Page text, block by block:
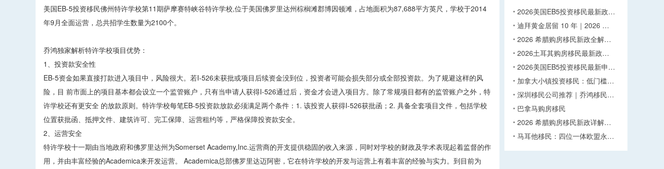
美国EB-5投资移民佛州特许学校第11期萨摩赛特峡谷特许学校,位于美国佛罗里达州棕榈滩郡博因顿滩，占地面积为87,688平方英尺，学校于2014
年9月全面运营，总共招学生数量为2100个。
乔鸿独家解析特许学校项目优势：
1、投资款安全性
EB-5资金如果直接打款进入项目中，风险很大。若I-526未获批或项目后续资金没到位，投资者可能会损失部分或全部投资款。为了规避这样的风
险，目 前市面上的项目基本都会设立一个监管账户，只有当申请人获得I-526通过后，资金才会进入项目方。除了常规项目都有的监管账户之外，特
许学校还有更安全 的放款原则。特许学校每笔EB-5投资款放款必须满足两个条件：1. 该投资人获得I-526获批函；2. 具备全套项目文件，包括学校
位置获批函、抵押文件、建筑许可、完工保障、运营租约等，严格保障投资款安全。
2、运营安全
特许学校十一期由当地政府和佛罗里达州为Somerset Academy,Inc.运营商的开支提供稳固的收入来源，同时对学校的财政及学术表现起着监督的作
用，并由丰富经验的Academica来开发运营。 Academica总部佛罗里达迈阿密，它在特许学校的开发与运营上有着丰富的经验与实力。到目前为
2026美国EB5投资移民最新政…
迪拜黄金居留 10 年｜2026 …
2026 希腊购房移民新政全解…
2026土耳其购房移民最新政…
2026美国EB5投资移民最新申…
加拿大小镇投资移民：低门槛…
深圳移民公司推荐｜乔鸿移民…
巴拿马购房移民
2026 希腊购房移民新政详解…
马耳他移民：四位一体欧盟永…